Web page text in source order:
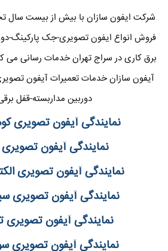
شرکت ایفون سازان با بیش از بیست سال
فروش انواع ایفون تصویری-جک پارکینگ-
برق کاری در سراج تهران خدمات رسانی می
آیفون سازان خدمات تعمیرات آیفون
دوربین مداربسته-قفل
نمایندگی آیفون تصویری
نمایندگی آیفون تصویری
نمایندگی آیفون تصویری
نمایندگی آیفون تصویری
نمایندگی آیفون تصویری
نمایندگی آیفون تصویری